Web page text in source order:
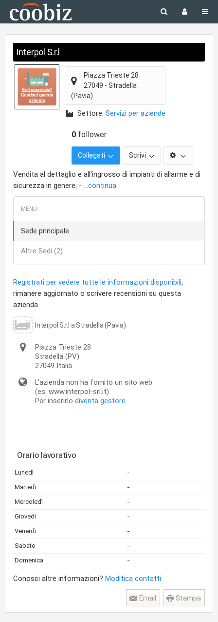
Interpol S.r.l
Piazza Trieste 28
27049 - Stradella
(Pavia)
Settore: Servizi per aziende
0 follower
Collegati Scrivi
Vendita al dettaglio e all'ingrosso di impianti di allarme e di
sicurezza in genere; - ...continua
Sede principale
Altre Sedi (2)
Registrati per vedere tutte le informazioni disponibili,
rimanere aggiornato o scrivere recensioni su questa
azienda
Interpol S.r.l a Stradella (Pavia)
Piazza Trieste 28
Stradella (PV)
27049 Italia
L'azienda non ha fornito un sito web
(es. www.interpol-srl.it)
Per inserirlo diventa gestore
Orario lavorativo
Lunedì -
Martedì -
Mercoledì -
Giovedì -
Venerdì -
Sabato -
Domenica -
Conosci altre informazioni? Modifica contatti
Stampa
Email